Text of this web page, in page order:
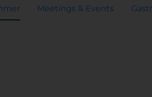
Meetings & Events